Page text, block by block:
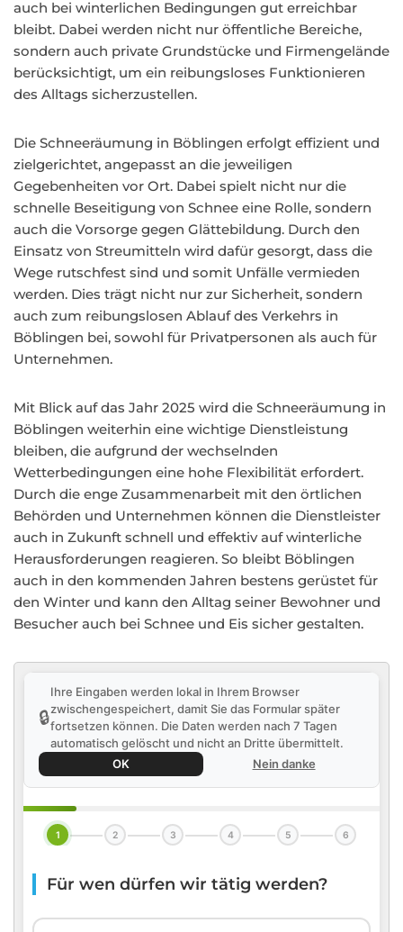
auch bei winterlichen Bedingungen gut erreichbar
bleibt. Dabei werden nicht nur öffentliche Bereiche,
sondern auch private Grundstücke und Firmengelände
berücksichtigt, um ein reibungsloses Funktionieren
des Alltags sicherzustellen.
Die Schneeräumung in Böblingen erfolgt effizient und
zielgerichtet, angepasst an die jeweiligen
Gegebenheiten vor Ort. Dabei spielt nicht nur die
schnelle Beseitigung von Schnee eine Rolle, sondern
auch die Vorsorge gegen Glättebildung. Durch den
Einsatz von Streumitteln wird dafür gesorgt, dass die
Wege rutschfest sind und somit Unfälle vermieden
werden. Dies trägt nicht nur zur Sicherheit, sondern
auch zum reibungslosen Ablauf des Verkehrs in
Böblingen bei, sowohl für Privatpersonen als auch für
Unternehmen.
Mit Blick auf das Jahr 2025 wird die Schneeräumung in
Böblingen weiterhin eine wichtige Dienstleistung
bleiben, die aufgrund der wechselnden
Wetterbedingungen eine hohe Flexibilität erfordert.
Durch die enge Zusammenarbeit mit den örtlichen
Behörden und Unternehmen können die Dienstleister
auch in Zukunft schnell und effektiv auf winterliche
Herausforderungen reagieren. So bleibt Böblingen
auch in den kommenden Jahren bestens gerüstet für
den Winter und kann den Alltag seiner Bewohner und
Besucher auch bei Schnee und Eis sicher gestalten.
🔒
Ihre Eingaben werden lokal in Ihrem Browser
zwischengespeichert, damit Sie das Formular später
fortsetzen können. Die Daten werden nach 7 Tagen
automatisch gelöscht und nicht an Dritte übermittelt.
OK
Nein danke
1 2 3 4 5 6
Für wen dürfen wir tätig werden?